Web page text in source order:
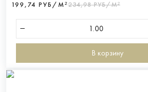
199,74 РУБ/М²234,98 РУБ/М²
В корзину